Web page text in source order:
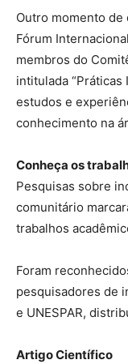
Outro momento
Fórum
membros do
intitulada “Práticas
estudos e
conhecimento na
Conheça os
Pesquisas sobre
comunitário
trabalhos
Foram
pesquisadores de
e UNESPAR,
Artigo Científico